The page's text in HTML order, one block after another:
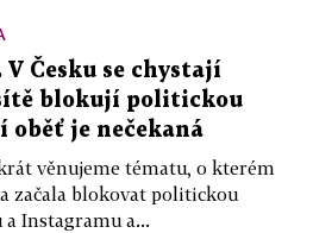
Česku se chystají
blokují politickou
oběť je nečekaná
věnujeme tématu, o kterém
začala blokovat politickou
Instagramu a...